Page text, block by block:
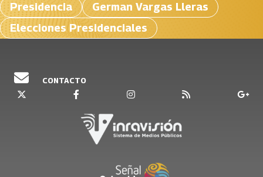
Presidencia
German Vargas Lleras
Elecciones Presidenciales
CONTACTO